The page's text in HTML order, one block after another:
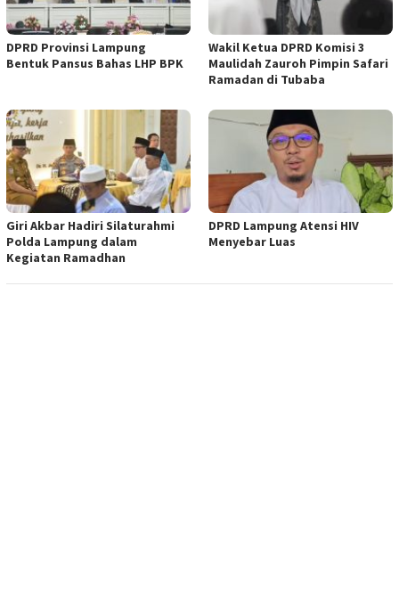
DPRD Provinsi Lampung
Bentuk Pansus Bahas LHP BPK
Wakil Ketua DPRD Komisi 3
Maulidah Zauroh Pimpin Safari
Ramadan di Tubaba
Giri Akbar Hadiri Silaturahmi
Polda Lampung dalam
Kegiatan Ramadhan
DPRD Lampung Atensi HIV
Menyebar Luas